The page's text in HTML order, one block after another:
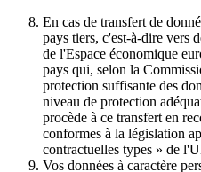
En cas de transfert de
pays tiers, c'est-à-dire vers
de l'Espace économique
pays qui, selon la
protection suffisante des
niveau de protection
procède à ce transfert en
conformes à la législation
contractuelles types » de
Vos données à caractère